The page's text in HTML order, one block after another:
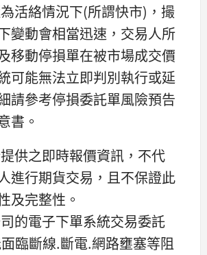
活絡情況下(所謂快市)，撮
變動會相當迅速，交易人所
移動停損單在被市場成交價
可能無法立即判別執行或延
請參考停損委託單風險預告
書。
供之即時報價資訊，不代
進行期貨交易，且不保證此
及完整性。
的電子下單系統交易委託
臨斷線.斷電.網路壅塞等阻